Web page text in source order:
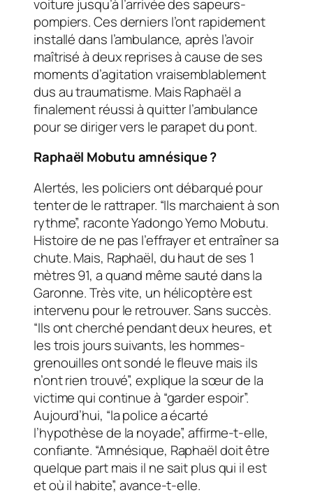
voiture jusqu’à l’arrivée des sapeurs-
pompiers. Ces derniers l’ont rapidement
installé dans l’ambulance, après l’avoir
maîtrisé à deux reprises à cause de ses
moments d’agitation vraisemblablement
dus au traumatisme. Mais Raphaël a
finalement réussi à quitter l’ambulance
pour se diriger vers le parapet du pont.
Raphaël Mobutu amnésique ?
Alertés, les policiers ont débarqué pour
tenter de le rattraper. “Ils marchaient à son
rythme”, raconte Yadongo Yemo Mobutu.
Histoire de ne pas l’effrayer et entraîner sa
chute. Mais, Raphaël, du haut de ses 1
mètres 91, a quand même sauté dans la
Garonne. Très vite, un hélicoptère est
intervenu pour le retrouver. Sans succès.
“Ils ont cherché pendant deux heures, et
les trois jours suivants, les hommes-
grenouilles ont sondé le fleuve mais ils
n’ont rien trouvé”, explique la sœur de la
victime qui continue à “garder espoir”.
Aujourd’hui, “la police a écarté
l’hypothèse de la noyade”, affirme-t-elle,
confiante. “Amnésique, Raphaël doit être
quelque part mais il ne sait plus qui il est
et où il habite”, avance-t-elle.